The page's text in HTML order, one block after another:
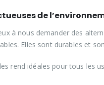
de
à nous demander des
Elles sont durables et
rend idéales pour tous les